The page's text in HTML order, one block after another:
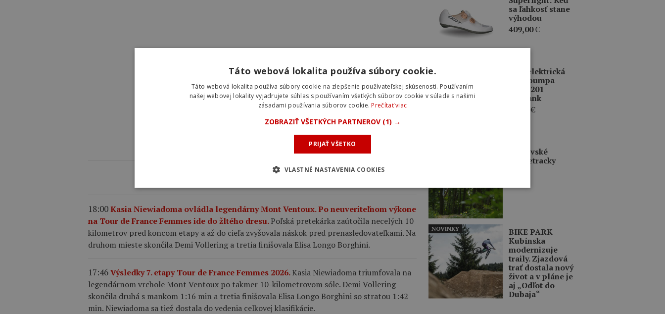
NAJNOVŠIE AKTUALITY
18:00Kasia Niewiadoma ovládla legendárny Mont Ventoux. Po neuveriteľnom výkone
na Tour de France Femmes ide do žltého dresu.Poľská pretekárka zaútočila necelých 10
kilometrov pred koncom etapy a až do cieľa zvyšovala náskok pred prenasledovateľkami. Na
druhom mieste skončila Demi Vollering a tretia finišovala Elisa Longo Borghini.
17:46Výsledky 7. etapy Tour de France Femmes 2026.Kasia Niewiadoma triumfovala na
legendárnom vrchole Mont Ventoux po takmer 10-kilometrovom sóle. Demi Vollering
skončila druhá s mankom 1:16 min a tretia finišovala Elisa Longo Borghini so stratou 1:42
min. Niewiadoma sa tiež dostala do vedenia celkovej klasifikácie.
sa ľahkosť stane
výhodou
409,00€
BBB elektrická
mini pumpa
BMP-201
BarBank
€
INZERCIA
Prešovské
singletracky
BIKE PARK
Kubínska
modernizuje
traily. Zjazdová
trať dostala nový
život a v pláne je
aj „Odľot do
Dubaja“
NOVINKY
Táto webová lokalita používa súbory cookie.
Táto webová lokalita používa súbory cookie na zlepšenie používateľskej skúsenosti. Používaním
našej webovej lokality vyjadrujete súhlas s používaním všetkých súborov cookie v súlade s našimi
zásadami používania súborov cookie.Prečítať viac
ZOBRAZIŤ VŠETKÝCH PARTNEROV (1) →
PRIJAŤ VŠETKO
VLASTNÉ NASTAVENIA COOKIES